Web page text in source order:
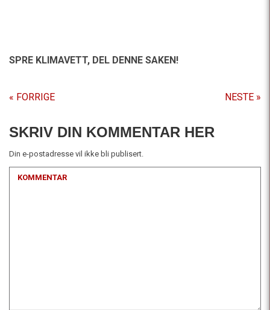
SPRE KLIMAVETT, DEL DENNE SAKEN!
« FORRIGE NESTE »
SKRIV DIN KOMMENTAR HER
Din e-postadresse vil ikke bli publisert.
KOMMENTAR